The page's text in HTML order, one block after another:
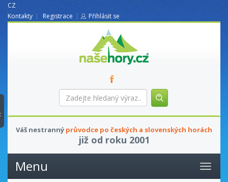
CZ
Kontakty
Registrace Přihlásit se
nasehory.cz
Zadejte
hledaný
Váš nestranný průvodce po českých a slovenských horách
již od roku 2001
Menu